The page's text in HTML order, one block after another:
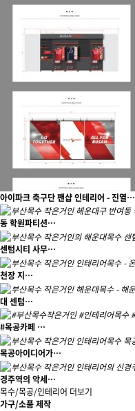
아이파크 축구단 팬샵 인테리어 - 진열…
동 학원파티션…
센텀시티 사무…
천장 지…
대 센텀…
#목공카페 …
목공아이디어가…
경주역의 악세…
목수/목공/인테리어 더보기
가구/소품 제작